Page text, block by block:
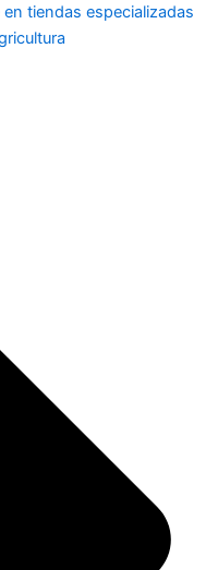
tiendas especializadas